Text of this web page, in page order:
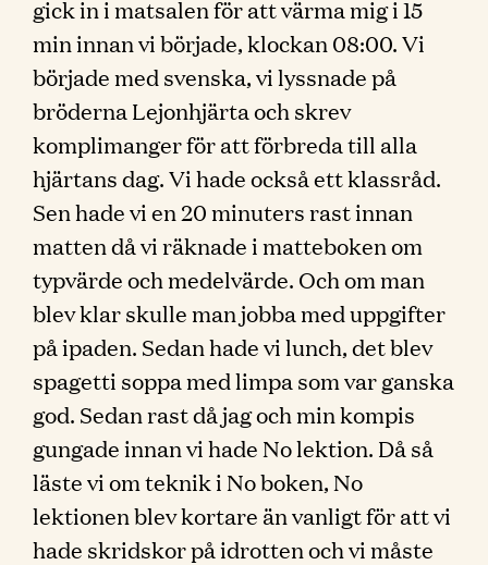
gick in i matsalen för att värma mig i 15
min innan vi började, klockan 08:00. Vi
började med svenska, vi lyssnade på
bröderna Lejonhjärta och skrev
komplimanger för att förbreda till alla
hjärtans dag. Vi hade också ett klassråd.
Sen hade vi en 20 minuters rast innan
matten då vi räknade i matteboken om
typvärde och medelvärde. Och om man
blev klar skulle man jobba med uppgifter
på ipaden. Sedan hade vi lunch, det blev
spagetti soppa med limpa som var ganska
god. Sedan rast då jag och min kompis
gungade innan vi hade No lektion. Då så
läste vi om teknik i No boken, No
lektionen blev kortare än vanligt för att vi
hade skridskor på idrotten och vi måste